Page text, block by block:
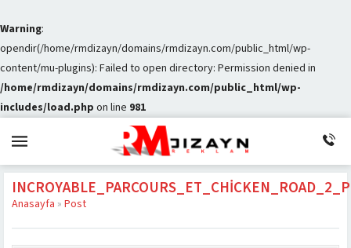
Warning:
opendir(/home/rmdizayn/domains/rmdizayn.com/public_html/wp-
content/mu-plugins): Failed to open directory: Permission denied in
/home/rmdizayn/domains/rmdizayn.com/public_html/wp-
includes/load.php on line 981
Anasayfa » Post